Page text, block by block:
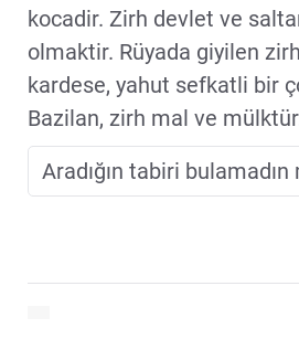
kocadir. Zirh devlet ve
olmaktir. Rüyada giyilen
kardese, yahut sefkatli bir
Bazilan, zirh mal ve